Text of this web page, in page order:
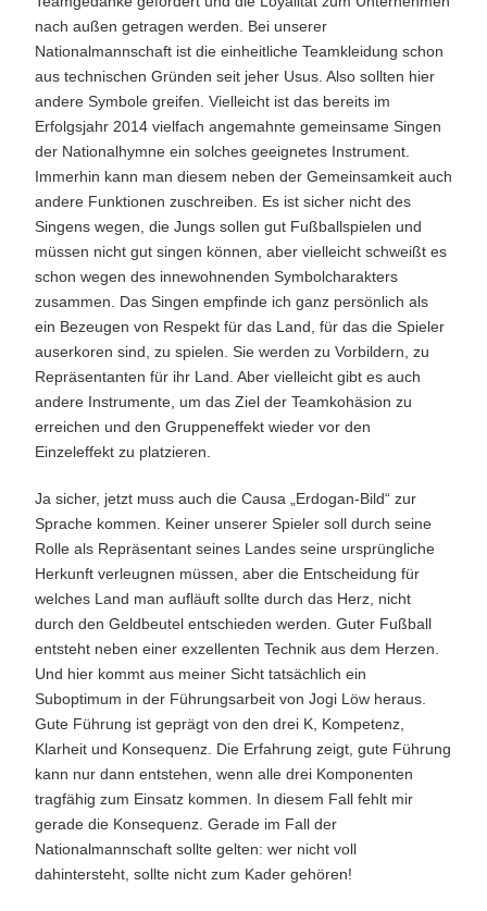
nach außen getragen werden. Bei unserer
Nationalmannschaft ist die einheitliche Teamkleidung schon
aus technischen Gründen seit jeher Usus. Also sollten hier
andere Symbole greifen. Vielleicht ist das bereits im
Erfolgsjahr 2014 vielfach angemahnte gemeinsame Singen
der Nationalhymne ein solches geeignetes Instrument.
Immerhin kann man diesem neben der Gemeinsamkeit auch
andere Funktionen zuschreiben. Es ist sicher nicht des
Singens wegen, die Jungs sollen gut Fußballspielen und
müssen nicht gut singen können, aber vielleicht schweißt es
schon wegen des innewohnenden Symbolcharakters
zusammen. Das Singen empfinde ich ganz persönlich als
ein Bezeugen von Respekt für das Land, für das die Spieler
auserkoren sind, zu spielen. Sie werden zu Vorbildern, zu
Repräsentanten für ihr Land. Aber vielleicht gibt es auch
andere Instrumente, um das Ziel der Teamkohäsion zu
erreichen und den Gruppeneffekt wieder vor den
Einzeleffekt zu platzieren.
Ja sicher, jetzt muss auch die Causa „Erdogan-Bild“ zur
Sprache kommen. Keiner unserer Spieler soll durch seine
Rolle als Repräsentant seines Landes seine ursprüngliche
Herkunft verleugnen müssen, aber die Entscheidung für
welches Land man aufläuft sollte durch das Herz, nicht
durch den Geldbeutel entschieden werden. Guter Fußball
entsteht neben einer exzellenten Technik aus dem Herzen.
Und hier kommt aus meiner Sicht tatsächlich ein
Suboptimum in der Führungsarbeit von Jogi Löw heraus.
Gute Führung ist geprägt von den drei K, Kompetenz,
Klarheit und Konsequenz. Die Erfahrung zeigt, gute Führung
kann nur dann entstehen, wenn alle drei Komponenten
tragfähig zum Einsatz kommen. In diesem Fall fehlt mir
gerade die Konsequenz. Gerade im Fall der
Nationalmannschaft sollte gelten: wer nicht voll
dahintersteht, sollte nicht zum Kader gehören!